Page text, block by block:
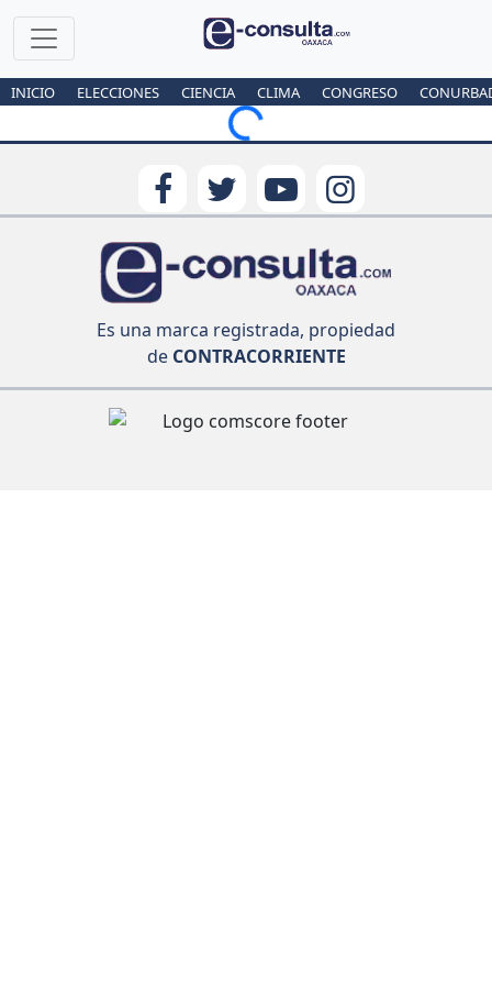
INICIO ELECCIONES CIENCIA CLIMA CONGRESO
Loading...
Es una marca registrada, propiedad
deCONTRACORRIENTE